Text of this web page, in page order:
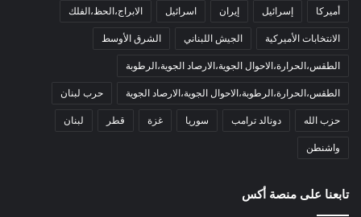
أميركا إسرائيل إيران اسرائيل الابراج،الحظ،الفلك
الانتخابات الأميركية الجيش اللبناني الشرق الأوسط
الطقس،الحرارة،الاحوال الجوية،الارصاد الجوية،الرطوبة
الطقس،الحرارة،الرطوبة،الاحوال الجوية،الارصاد الجوية حرب لبنان
حزب الله دونالد ترامب سوريا غزة قطر لبنان
واشنطن
تابعنا على منصة أكس